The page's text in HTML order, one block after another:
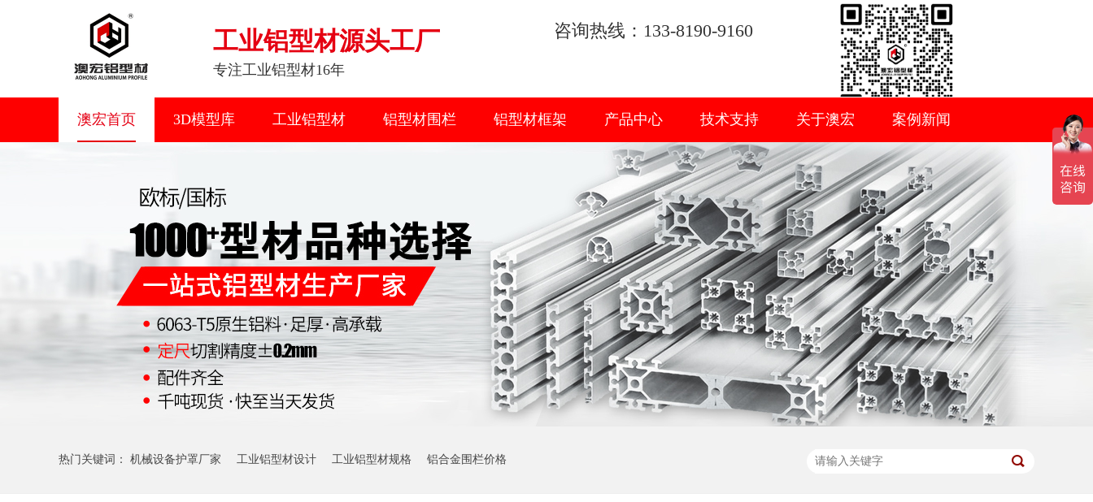
工业铝型材源头工厂
专注工业铝型材16年
咨询热线：133-8190-9160
澳宏首页 3D模型库 工业铝型材 铝型材围栏 铝型材框架 产品中心 技术支持 关于澳宏 案例新闻
热门关键词： 机械设备护罩厂家 工业铝型材设计 工业铝型材规格 铝合金围栏价格